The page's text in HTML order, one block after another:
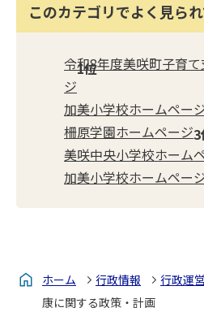
このカテゴリでよく見ら
令和8年度美咲町子育
ジ
加美小学校ホームペー
柵原学園ホームページ
美咲中央小学校ホーム
加美小学校ホームペー
ホーム 行政情報 行政運営
康に関する政策・計画